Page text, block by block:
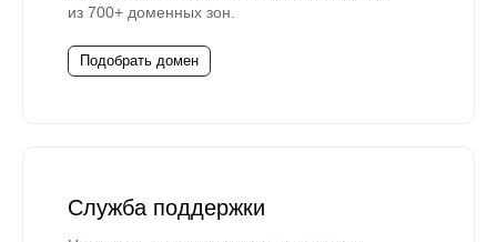
из 700+ доменных зон.
Подобрать домен
Служба поддержки